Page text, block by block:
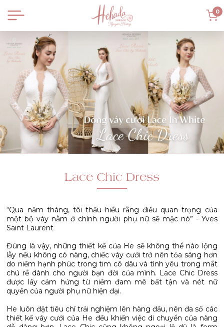
0
Lace Chic Dress
“Qua năm tháng, tôi thấu hiểu rằng điều quan trọng của
một bộ váy nằm ở chính người phụ nữ sẽ mặc nó” - Yves
Saint Laurent
Đúng là vậy, những thiết kế của He sẽ không thể nào lộng
lẫy nếu không có nàng, chiếc váy cưới trở nên tỏa sáng hơn
do niềm hạnh phúc trong tim cô dâu và tình yêu trong mắt
chú rể dành cho người bạn đời của mình. Lace Chic Dress
được lấy cảm hứng từ niềm đam mê bất tận và nét nữ
quyền của người phụ nữ hiện đại.
He luôn đặt tiêu chí trải nghiệm lên hàng đầu, nên đa số các
thiết kế váy cưới của He đều khiến việc di chuyển của nàng